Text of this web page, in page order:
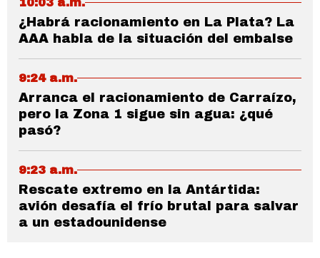
¿Habrá racionamiento en La Plata? La
AAA habla de la situación del embalse
9:24 a.m.
Arranca el racionamiento de Carraízo,
pero la Zona 1 sigue sin agua: ¿qué
pasó?
9:23 a.m.
Rescate extremo en la Antártida:
avión desafía el frío brutal para salvar
a un estadounidense